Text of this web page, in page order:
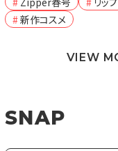
新作コスメ
VIEW
SNAP